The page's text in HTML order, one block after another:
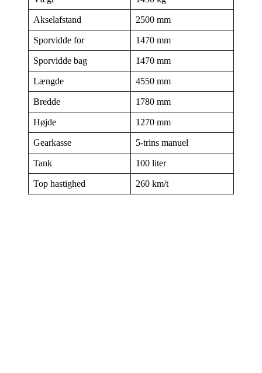
Akselafstand 2500 mm
Sporvidde for 1470 mm
Sporvidde bag 1470 mm
Længde 4550 mm
Bredde 1780 mm
Højde 1270 mm
Gearkasse 5-trins manuel
Tank 100 liter
Top hastighed 260 km/t